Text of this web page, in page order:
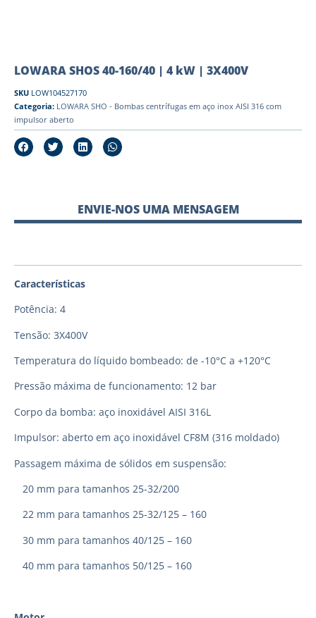
LOWARA SHOS 40-160/40 | 4 kW | 3X400V
SKU LOW104527170
Categoria: LOWARA SHO - Bombas centrífugas em aço inox AISI 316 com
impulsor aberto
ENVIE-NOS UMA MENSAGEM
Características
Potência: 4
Tensão: 3X400V
Temperatura do líquido bombeado: de -10°C a +120°C
Pressão máxima de funcionamento: 12 bar
Corpo da bomba: aço inoxidável AISI 316L
Impulsor: aberto em aço inoxidável CF8M (316 moldado)
Passagem máxima de sólidos em suspensão:
20 mm para tamanhos 25-32/200
22 mm para tamanhos 25-32/125 – 160
30 mm para tamanhos 40/125 – 160
40 mm para tamanhos 50/125 – 160